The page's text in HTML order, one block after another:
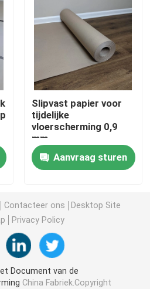
Vloerbescherming
bouwvloerbedekking
kartondruk
Vloerbedekking
Slipvast papier voor
tijdelijke
vloerscherming 0,9
mm
Aanvraag sturen
Contacteer ons
Desktop Site
Privacy Policy
Document van de
China Fabriek.Copyright